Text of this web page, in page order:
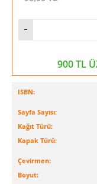
900 TL
ISBN:
Sayfa Sayısı:
Kağıt Türü:
Kapak Türü:
Çevirmen:
Boyut: